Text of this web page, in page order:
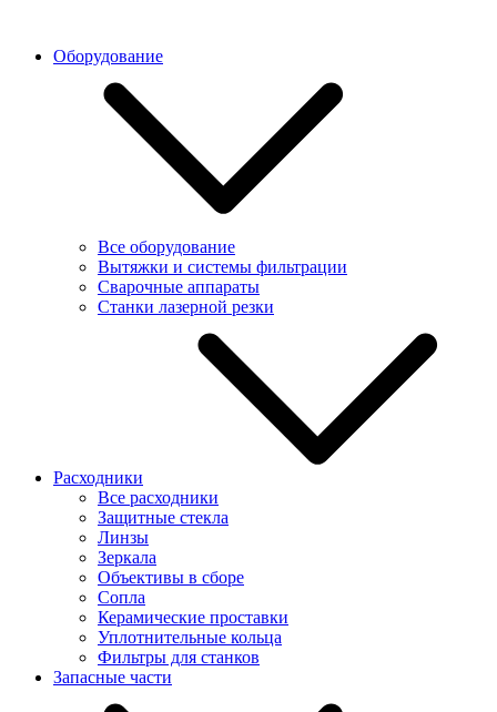
Оборудование
Все оборудование
Вытяжки и системы фильтрации
Сварочные аппараты
Станки лазерной резки
Расходники
Все расходники
Защитные стекла
Линзы
Зеркала
Объективы в сборе
Сопла
Керамические проставки
Уплотнительные кольца
Фильтры для станков
Запасные части